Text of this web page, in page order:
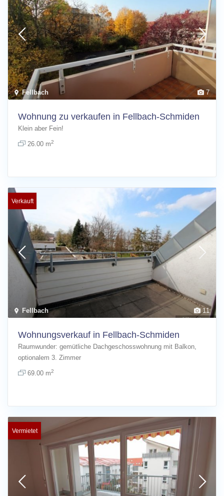
7
Fellbach
Wohnung zu verkaufen in Fellbach-Schmiden
Klein aber Fein!
26.00 m2
11
Fellbach
Verkauft
Wohnungsverkauf in Fellbach-Schmiden
Raumwunder: gemütliche Dachgeschosswohnung mit Balkon,
optionalem 3. Zimmer
69.00 m2
Vermietet